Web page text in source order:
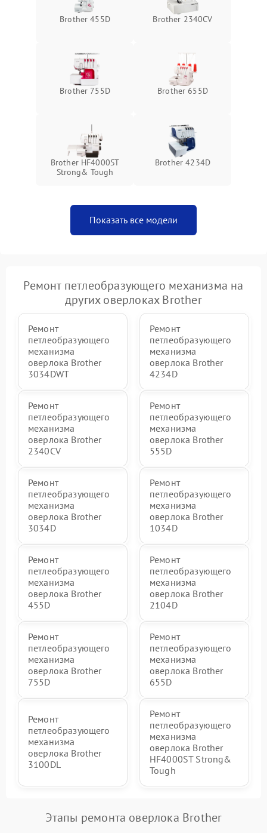
Brother 455D Brother 2340CV
Brother 755D Brother 655D
Brother HF4000ST
Strong& Tough
Brother 4234D
Показать все модели
Ремонт петлеобразующего механизма на
других оверлоках Brother
Ремонт
петлеобразующего
механизма
оверлока Brother
3034DWT
Ремонт
петлеобразующего
механизма
оверлока Brother
4234D
Ремонт
петлеобразующего
механизма
оверлока Brother
2340CV
Ремонт
петлеобразующего
механизма
оверлока Brother
555D
Ремонт
петлеобразующего
механизма
оверлока Brother
3034D
Ремонт
петлеобразующего
механизма
оверлока Brother
1034D
Ремонт
петлеобразующего
механизма
оверлока Brother
455D
Ремонт
петлеобразующего
механизма
оверлока Brother
2104D
Ремонт
петлеобразующего
механизма
оверлока Brother
755D
Ремонт
петлеобразующего
механизма
оверлока Brother
655D
Ремонт
петлеобразующего
механизма
оверлока Brother
3100DL
Ремонт
петлеобразующего
механизма
оверлока Brother
HF4000ST Strong&
Tough
Этапы ремонта оверлока Brother